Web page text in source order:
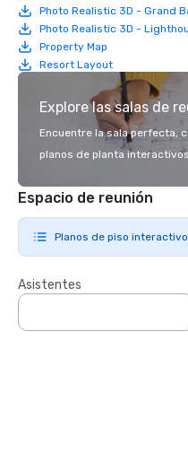
Photo Realistic 3D - Grand
Photo Realistic 3D -
Property Map
Resort Layout
Explore las salas de
Encuentre la sala perfecta,
planos de planta
Espacio de reunión
Planos de piso
Asistentes